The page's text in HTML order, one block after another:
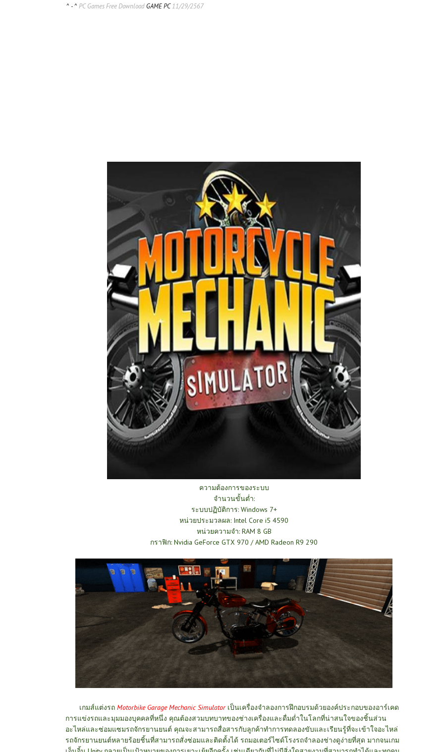
^ - ^ PC Games Free Download GAME PC11/29/2567
ความต้องการของระบบ
จำนวนขั้นต่ำ:
ระบบปฏิบัติการ: Windows 7+
หน่วยประมวลผล: Intel Core i5 4590
หน่วยความจำ: RAM 8 GB
กราฟิก: Nvidia GeForce GTX 970 / AMD Radeon R9 290
เกมส์แต่งรถ Motorbike Garage Mechanic Simulatorเป็นเครื่องจำลองการฝึกอบรมด้วยองค์ประกอบของอาร์เคด
การแข่งรถและมุมมองบุคคลที่หนึ่ง คุณต้องสวมบทบาทของช่างเครื่องและดื่มด่ำในโลกที่น่าสนใจของชิ้นส่วน
อะไหล่และซ่อมแซมรถจักรยานยนต์ คุณจะสามารถสื่อสารกับลูกค้าทำการทดลองขับและเรียนรู้ที่จะเข้าใจอะไหล่
รถจักรยานยนต์หลายร้อยชิ้นที่สามารถสั่งซ่อมและติดตั้งได้ รถมอเตอร์ไซด์โรงรถจำลองช่างดูง่ายที่สุด มากจนเกม